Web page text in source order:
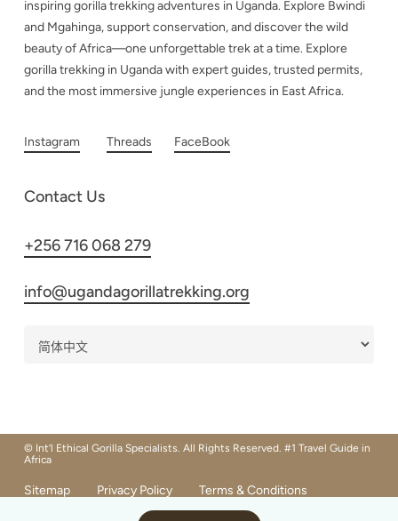
inspiring gorilla trekking adventures in Uganda. Explore Bwindi
and Mgahinga, support conservation, and discover the wild
beauty of Africa—one unforgettable trek at a time. Explore
gorilla trekking in Uganda with expert guides, trusted permits,
and the most immersive jungle experiences in East Africa.
Instagram Threads FaceBook
Contact Us
+256 716 068 279
info@ugandagorillatrekking.org
© Int’l Ethical Gorilla Specialists. All Rights Reserved. #1 Travel Guide in
Africa
Sitemap Privacy Policy Terms & Conditions